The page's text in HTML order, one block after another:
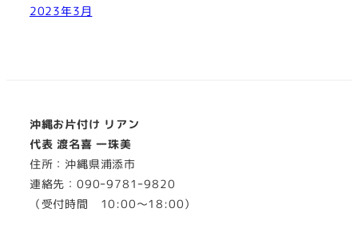
2023年3月
沖縄お片付け リアン
代表 渡名喜 一珠美
住所：沖縄県浦添市
連絡先：090ｰ9781ｰ9820
（受付時間 10:00～18:00）